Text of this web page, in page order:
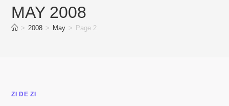
MAY 2008
> 2008 > May > Page 2
ZI DE ZI